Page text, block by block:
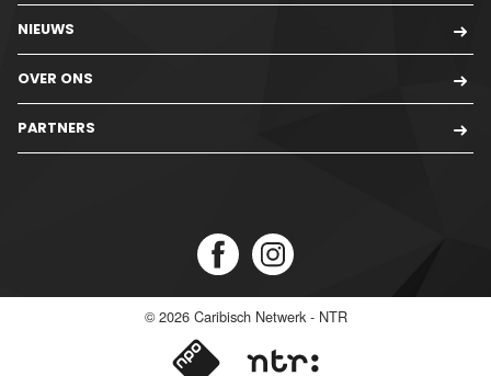
NIEUWS
OVER ONS
PARTNERS
© 2026 Caribisch Netwerk - NTR